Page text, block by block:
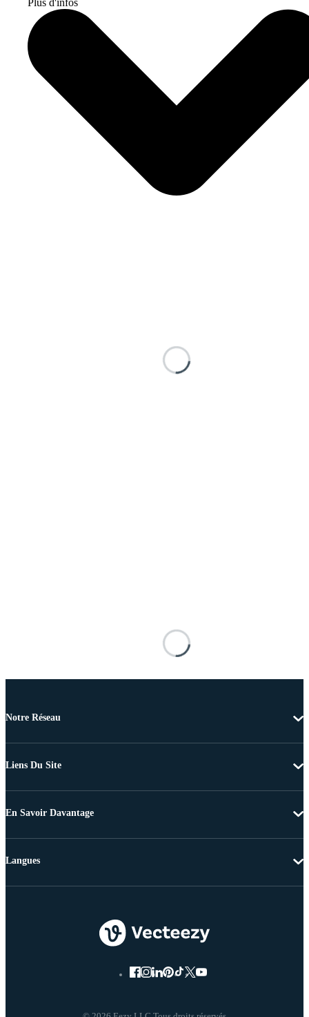
Plus d'infos
Notre Réseau
Liens Du Site
En Savoir Davantage
Langues